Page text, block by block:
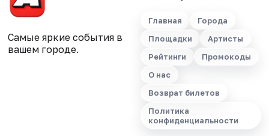
Самые яркие события в
вашем городе.
Главная
Города
Площадки
Артисты
Рейтинги
Промокоды
О нас
Возврат билетов
Политика
конфиденциальности